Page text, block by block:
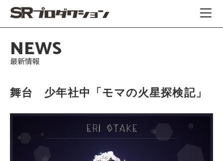
NEWS
最新情報
舞台 少年社中「モマの火星探検記」